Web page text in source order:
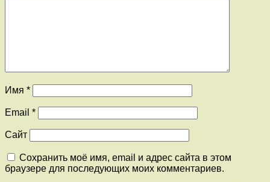
Имя *
Email *
Сайт
Сохранить моё имя, email и адрес сайта в этом
браузере для последующих моих комментариев.